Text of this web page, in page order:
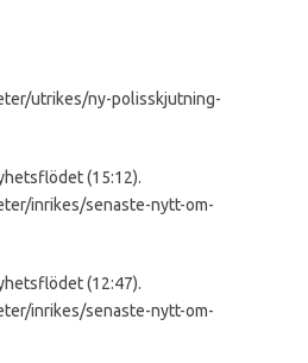
utrikes/ny-polisskjutning-
(15:12).
inrikes/senaste-nytt-om-
(12:47).
inrikes/senaste-nytt-om-